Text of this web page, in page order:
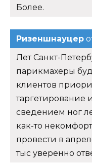
Более.
Ризеншнауцер
Лет Санкт-
парикмахеры
клиентов
сведением ног
как-то
провести в
тыс уверенно